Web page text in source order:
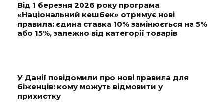
Від 1 березня 2026 року програма
«Національний кешбек» отримує нові
правила: єдина ставка 10% замінюється на 5%
або 15%, залежно від категорії товарів
У Данії повідомили про нові правила для
біженців: кому можуть відмовити у
прихистку